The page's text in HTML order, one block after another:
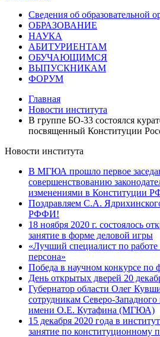
Сведения об образовательной
ОБРАЗОВАНИЕ
НАУКА
АБИТУРИЕНТАМ
ОБУЧАЮЩИМСЯ
ВЫПУСКНИКАМ
ФОРУМ
Главная
Новости института
В группе БО-33 состоялся
посвященный Конституции
Новости института
В МГЮА прошло первое
совершенствованию
изменениями в Конституции
Поздравляем С.А.
РФФИ!
18 ноября 2020 г. состоялось
занятие в форме деловой игры
«Лучший специалист по
персона»
Победа в научном конкурсе по
День открытых дверей 20
Губернатор области Олег
сотрудникам Северо-Западного
имени О.Е. Кутафина (МГЮА)
15 декабря 2020 года в
занятие по конституционному